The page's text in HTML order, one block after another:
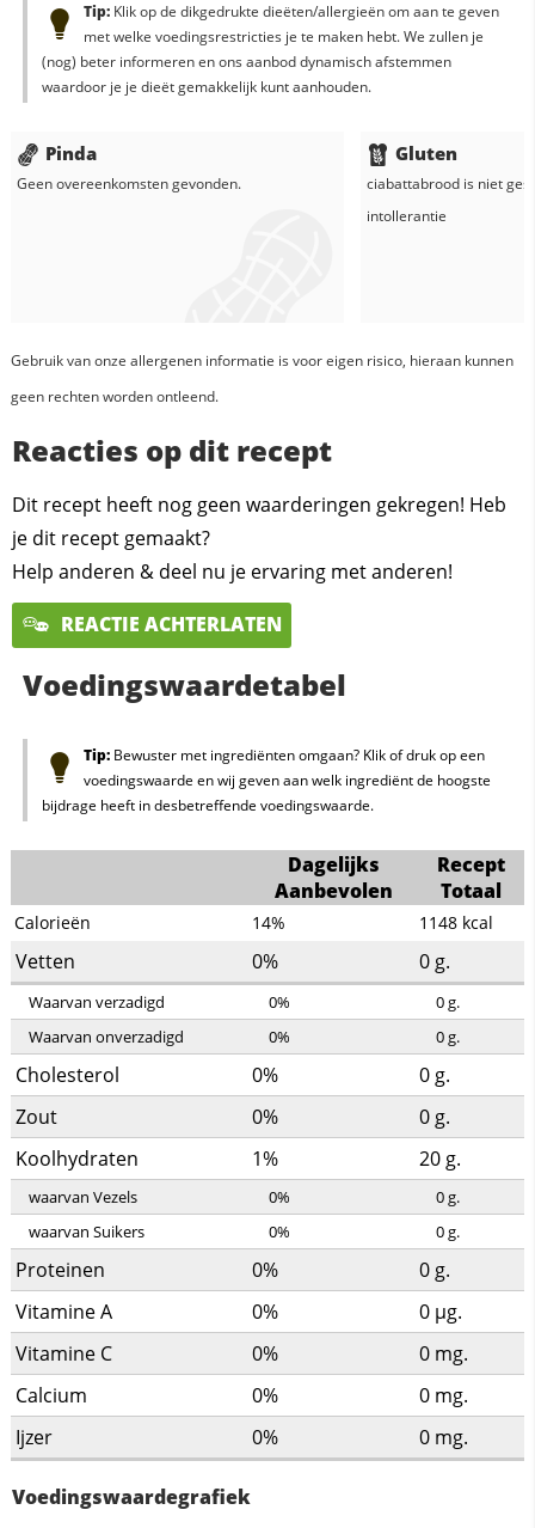
Tip:Klik op de dikgedrukte dieëten/allergieën om aan te geven
met welke voedingsrestricties je te maken hebt. We zullen je
(nog) beter informeren en ons aanbod dynamisch afstemmen
waardoor je je dieët gemakkelijk kunt aanhouden.
Pinda
Geen overeenkomsten gevonden.
Gluten
ciabattabroodis niet
intollerantie
Gebruik van onze allergenen informatie is voor eigen risico, hieraan kunnen
geen rechten worden ontleend.
Reacties op dit recept
Dit recept heeft nog geen waarderingen gekregen! Heb
je dit recept gemaakt?
Help anderen & deel nu je ervaring met anderen!
REACTIE ACHTERLATEN
Voedingswaardetabel
Tip:Bewuster met ingrediënten omgaan? Klik of druk op een
voedingswaarde en wij geven aan welk ingrediënt de hoogste
bijdrage heeft in desbetreffende voedingswaarde.
Dagelijks
Aanbevolen
Recept
Totaal
Calorieën 14% 1148 kcal
Vetten 0% 0 g.
Waarvan verzadigd 0% 0g.
Waarvan onverzadigd
0% 0g.
Cholesterol 0% 0 g.
Zout
0% 0 g.
Koolhydraten
1% 20 g.
waarvan Vezels 0% 0g.
waarvan Suikers
0% 0g.
Proteinen 0% 0 g.
Vitamine A
0% 0 µg.
Vitamine C
0% 0 mg.
Calcium
0% 0 mg.
Ijzer
0% 0 mg.
Voedingswaardegrafiek